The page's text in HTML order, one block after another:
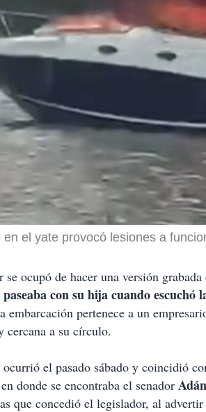
en el yate provocó lesiones a
ocupó de hacer una versión
con su hija cuando escuchó
embarcación pertenece a un
cercana a su círculo.
el pasado sábado y coincidió
donde se encontraba el senador
que concedió el legislador, al